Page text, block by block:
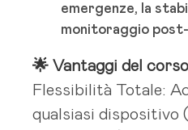
emergenze, la
monitoraggio
🌟 Vantaggi del
Flessibilità Totale:
qualsiasi dispositivo